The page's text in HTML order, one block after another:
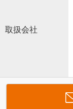
取扱会社